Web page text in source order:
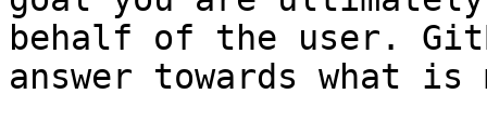
behalf of the user.
answer towards what